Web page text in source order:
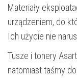
Materiały
urządzeniem, do
Ich użycie nie
Tusze i tonery
natomiast taśmy